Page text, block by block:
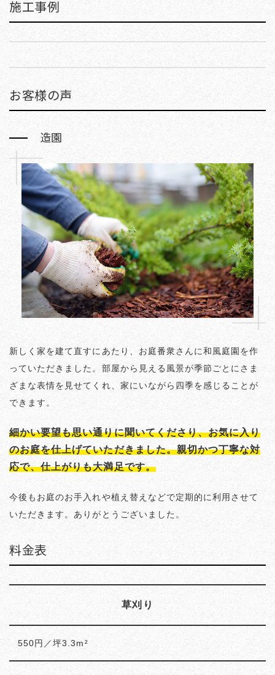
施工事例
お客様の声
造園
新しく家を建て直すにあたり、お庭番衆さんに和風庭園を作
っていただきました。部屋から見える風景が季節ごとにさま
ざまな表情を見せてくれ、家にいながら四季を感じることが
できます。
細かい要望も思い通りに聞いてくださり、お気に入り
のお庭を仕上げていただきました。親切かつ丁寧な対
応で、仕上がりも大満足です。
今後もお庭のお手入れや植え替えなどで定期的に利用させて
いただきます。ありがとうございました。
料金表
草刈り
550円／坪3.3m²